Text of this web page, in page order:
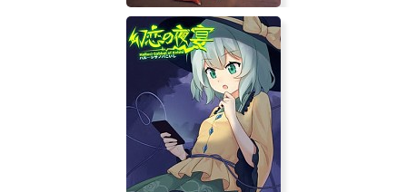
LAST CHICK